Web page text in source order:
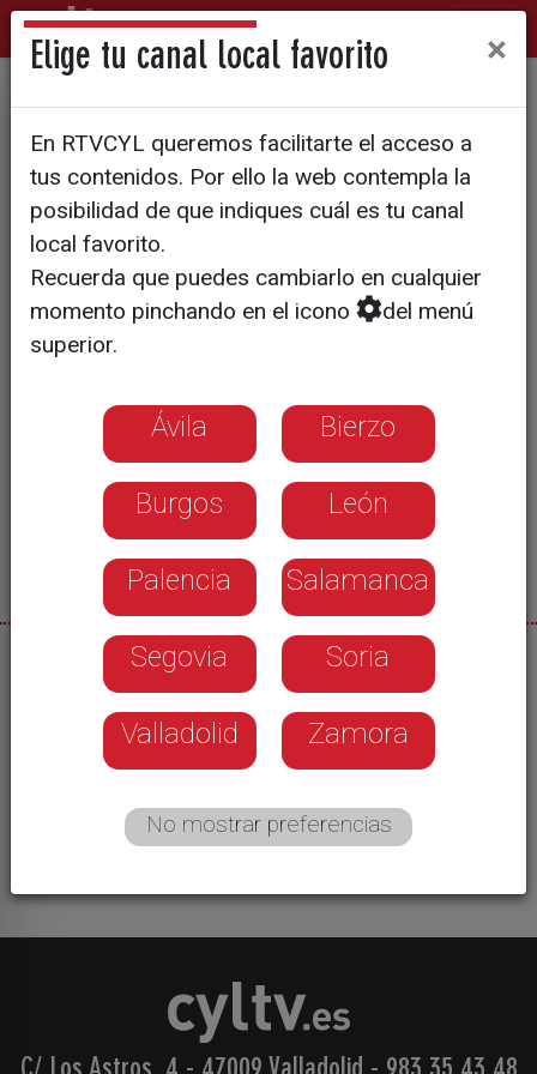
Reconstruir Castilla y León
(17).- La colaboración
público-privado
14/12/2020
Invitados: Enrique Hernández, Director de Gestión
de Servicios de Aqualia Jesús Manuel Sánchez
Cabrera, Alcalde de Ávila Fernando Martín,
Decano Colegio de Ingenieros Técnicos
Industriales de Ávila
Elige tu canal local favorito ×
En RTVCYL queremos facilitarte el acceso a
tus contenidos. Por ello la web contempla la
posibilidad de que indiques cuál es tu canal
local favorito.
Recuerda que puedes cambiarlo en cualquier
momento pinchando en el icono
del menú
superior.
Ávila Bierzo
Burgos León
Palencia Salamanca
Segovia Soria
Valladolid Zamora
No mostrar preferencias